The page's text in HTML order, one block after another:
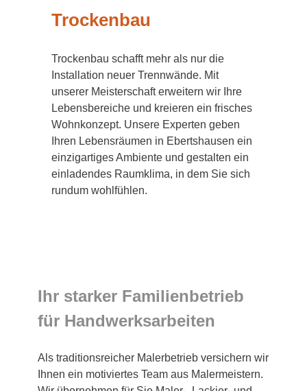
Trockenbau
Trockenbau schafft mehr als nur die
Installation neuer Trennwände. Mit
unserer Meisterschaft erweitern wir Ihre
Lebensbereiche und kreieren ein frisches
Wohnkonzept. Unsere Experten geben
Ihren Lebensräumen in Ebertshausen ein
einzigartiges Ambiente und gestalten ein
einladendes Raumklima, in dem Sie sich
rundum wohlfühlen.
Ihr starker Familienbetrieb
für Handwerksarbeiten
Als traditionsreicher Malerbetrieb versichern wir
Ihnen ein motiviertes Team aus Malermeistern.